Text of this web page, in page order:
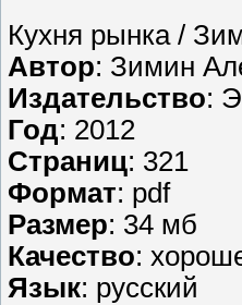
Кухня рынка /
Автор: Зимин
Издательство:
Год: 2012
Страниц: 321
Формат: pdf
Размер: 34 мб
Качество:
Язык: русский